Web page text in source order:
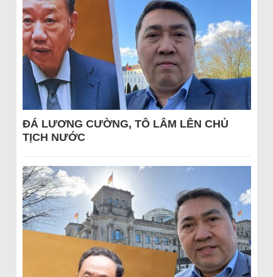
ĐÁ LƯƠNG CƯỜNG, TÔ LÂM LÊN CHỦ
TỊCH NƯỚC